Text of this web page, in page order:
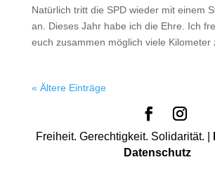
Natürlich tritt die SPD wieder mit einem
an. Dieses Jahr habe ich die Ehre. Ich
euch zusammen möglich viele Kilometer
« Ältere Einträge
Freiheit. Gerechtigkeit. Solidarität. |
Datenschutz